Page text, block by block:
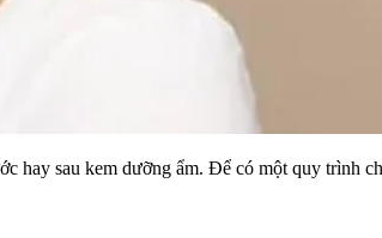
sau kem dưỡng ẩm. Để có một quy trình